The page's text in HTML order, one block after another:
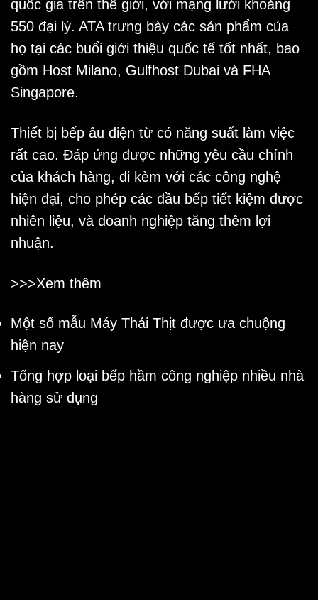
quốc gia trên thế giới, với mạng lưới khoảng
550 đại lý. ATA trưng bày các sản phẩm của
họ tại các buổi giới thiệu quốc tế tốt nhất, bao
gồm Host Milano, Gulfhost Dubai và FHA
Singapore.
Thiết bị bếp âu điện từ có năng suất làm việc
rất cao. Đáp ứng được những yêu cầu chính
của khách hàng, đi kèm với các công nghệ
hiện đại, cho phép các đầu bếp tiết kiệm được
nhiên liệu, và doanh nghiệp tăng thêm lợi
nhuận.
>>>Xem thêm
Một số mẫu Máy Thái Thịt được ưa chuộng
hiện nay
Tổng hợp loại bếp hầm công nghiệp nhiều nhà
hàng sử dụng